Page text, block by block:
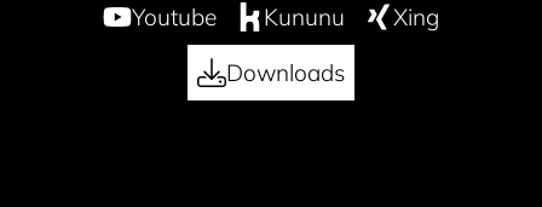
Youtube
Kununu
Xing
Downloads